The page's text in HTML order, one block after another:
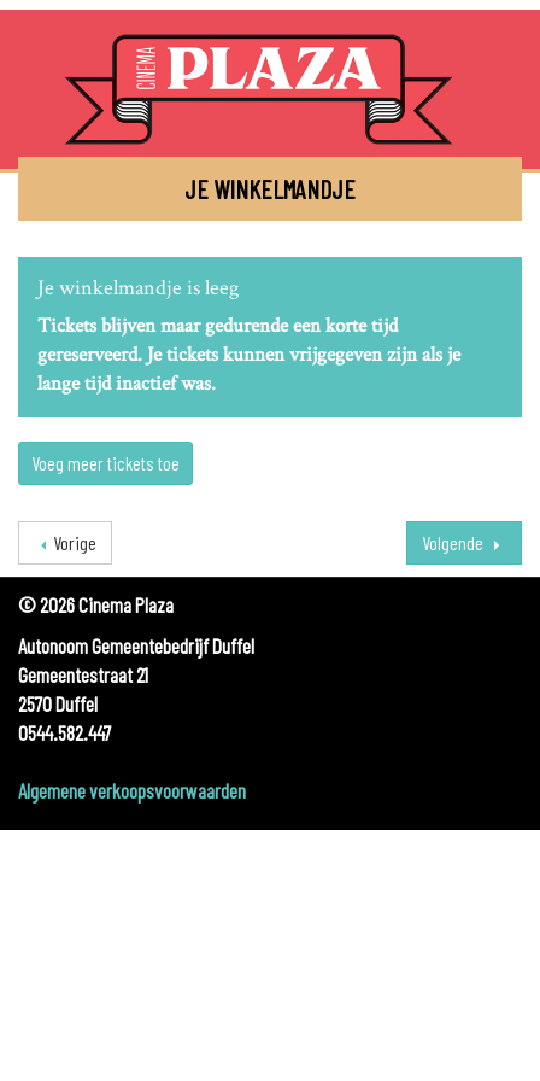
JE WINKELMANDJE
Je winkelmandje is leeg
Tickets blijven maar gedurende een korte tijd
gereserveerd. Je tickets kunnen vrijgegeven zijn als je
lange tijd inactief was.
Voeg meer tickets toe
Vorige Volgende
© 2026 Cinema Plaza
Autonoom Gemeentebedrijf Duffel
Gemeentestraat 21
2570 Duffel
0544.582.447
Algemene verkoopsvoorwaarden